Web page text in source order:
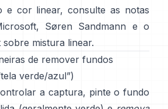
e cor linear, consulte as notas
, Søren Sandmann e o
mistura linear.
de remover fundos
verde/azul”)
a captura, pinte o fundo